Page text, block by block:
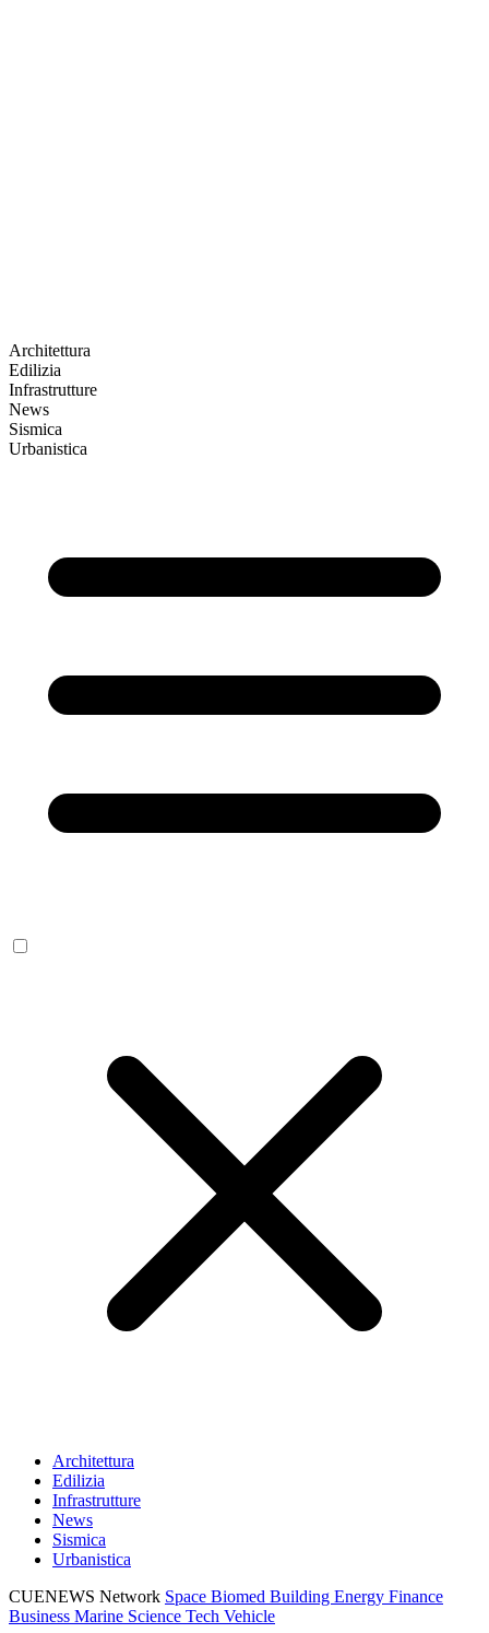
Architettura
Edilizia
Infrastrutture
News
Sismica
Urbanistica
Architettura
Edilizia
Infrastrutture
News
Sismica
Urbanistica
CUENEWS Network Space Biomed Building Energy Finance
Business Marine Science Tech Vehicle